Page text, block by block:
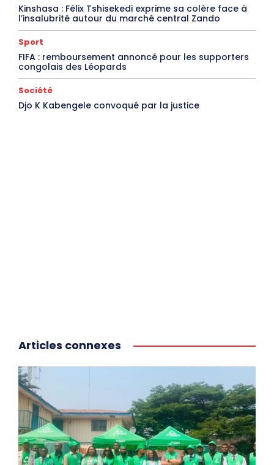
Kinshasa : Félix Tshisekedi exprime sa colère face à
l’insalubrité autour du marché central Zando
Sport
FIFA : remboursement annoncé pour les supporters
congolais des Léopards
Société
Djo K Kabengele convoqué par la justice
Articles connexes